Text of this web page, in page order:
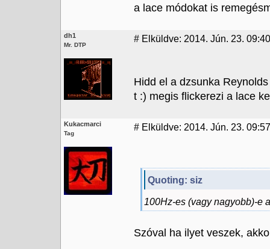
a lace módokat is
dh1
Mr. DTP
# Elküldve: 2014. Jún. 23. 09:40
Hidd el a dzsunka
t :) megis flickerezi a lace
Kukacmarci
Tag
# Elküldve: 2014. Jún. 23. 09:57
Quoting: siz
100Hz-es (vagy nagyobb)-e
Szóval ha ilyet veszek,